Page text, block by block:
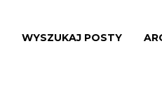
WYSZUKAJ POSTY